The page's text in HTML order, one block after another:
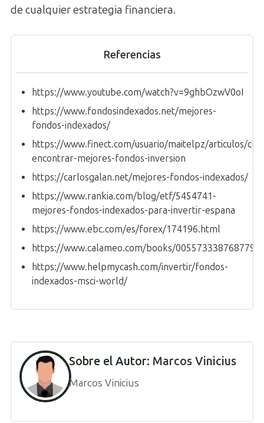
de cualquier estrategia financiera.
Referencias
https://www.youtube.com/watch?v=9ghbOzwV0oI
https://www.fondosindexados.net/mejores-
fondos-indexados/
https://www.finect.com/usuario/maitelpz/articulos/
encontrar-mejores-fondos-inversion
https://carlosgalan.net/mejores-fondos-indexados/
https://www.rankia.com/blog/etf/5454741-
mejores-fondos-indexados-para-invertir-espana
https://www.ebc.com/es/forex/174196.html
https://www.calameo.com/books/
https://www.helpmycash.com/invertir/fondos-
indexados-msci-world/
Sobre el Autor: Marcos Vinicius
Marcos Vinicius